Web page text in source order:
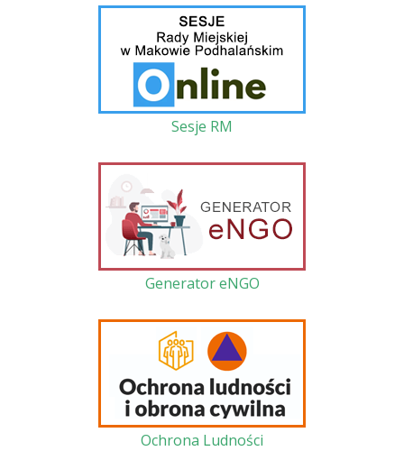
Sesje RM
Generator eNGO
Ochrona Ludności